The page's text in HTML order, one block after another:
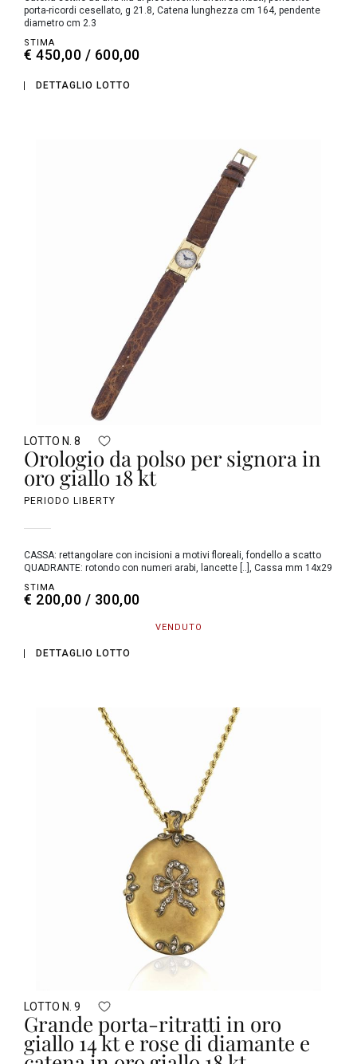
porta-ricordi cesellato, g 21.8, Catena lunghezza cm 164, pendente
diametro cm 2.3
STIMA
€ 450,00 / 600,00
DETTAGLIO LOTTO
LOTTO N. 8
Orologio da polso per signora in
oro giallo 18 kt
PERIODO LIBERTY
CASSA: rettangolare con incisioni a motivi floreali, fondello a scatto
QUADRANTE: rotondo con numeri arabi, lancette [..], Cassa mm 14x29
STIMA
€ 200,00 / 300,00
VENDUTO
DETTAGLIO LOTTO
LOTTO N. 9
Grande porta-ritratti in oro
giallo 14 kt e rose di diamante e